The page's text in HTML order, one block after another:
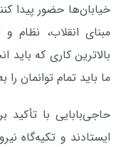
خیابان‌ها حضور پیدا
مبنای انقلاب، نظام
بالاترین کاری که
ما باید تمام توانمان را
حاجی‌بابایی با تأکید
ایستادند و تکیه‌گاه